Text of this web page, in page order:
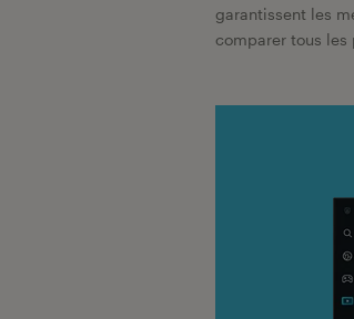
garantissent les
comparer tous